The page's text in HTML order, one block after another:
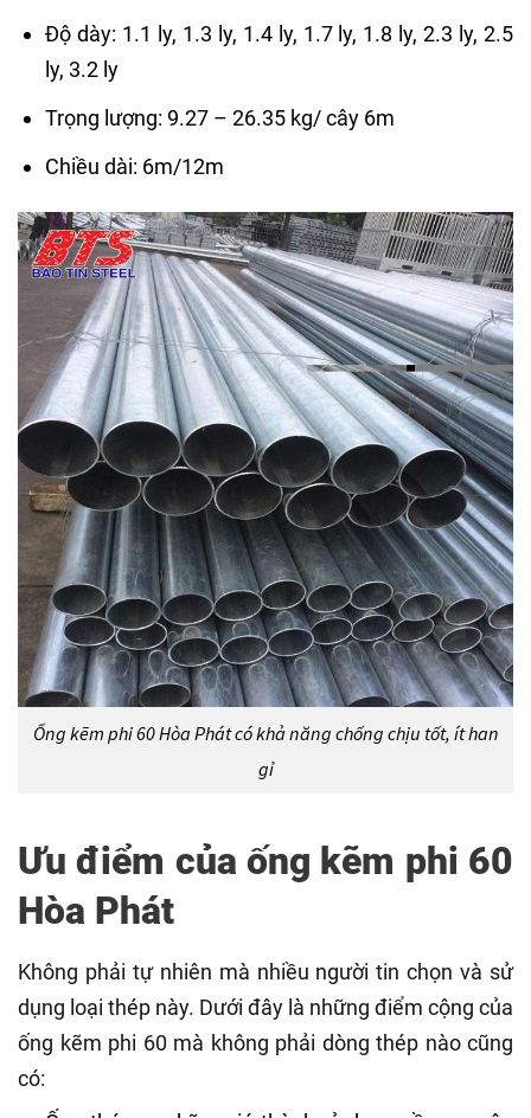
Độ dày: 1.1 ly, 1.3 ly, 1.4 ly, 1.7 ly, 1.8 ly, 2.3 ly, 2.5
ly, 3.2 ly
Trọng lượng: 9.27 – 26.35 kg/ cây 6m
Chiều dài: 6m/12m
Ống kẽm phi 60 Hòa Phát có khả năng chống chịu tốt, ít han
gỉ
Ưu điểm của ống kẽm phi 60
Hòa Phát
Không phải tự nhiên mà nhiều người tin chọn và sử
dụng loại thép này. Dưới đây là những điểm cộng của
ống kẽm phi 60 mà không phải dòng thép nào cũng
có: